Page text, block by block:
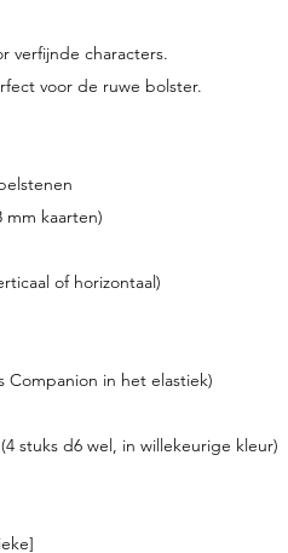
verfijnde characters.
voor de ruwe bolster.
mm kaarten)
of horizontaal)
Companion in het elastiek)
stuks d6 wel, in willekeurige kleur)